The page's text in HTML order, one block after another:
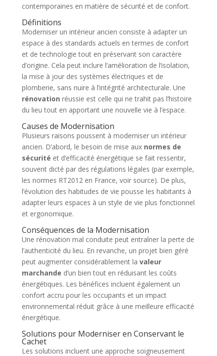
contemporaines en matière de sécurité et de confort.
Définitions
Moderniser un intérieur ancien consiste à adapter un
espace à des standards actuels en termes de confort
et de technologie tout en préservant son caractère
d’origine. Cela peut inclure l’amélioration de l’isolation,
la mise à jour des systèmes électriques et de
plomberie, sans nuire à l’intégrité architecturale. Une
rénovation réussie est celle qui ne trahit pas l’histoire
du lieu tout en apportant une nouvelle vie à l’espace.
Causes de Modernisation
Plusieurs raisons poussent à moderniser un intérieur
ancien. D’abord, le besoin de mise aux normes de
sécurité et d’efficacité énergétique se fait ressentir,
souvent dicté par des régulations légales (par exemple,
les normes RT2012 en France, voir source). De plus,
l’évolution des habitudes de vie pousse les habitants à
adapter leurs espaces à un style de vie plus fonctionnel
et ergonomique.
Conséquences de la Modernisation
Une rénovation mal conduite peut entraîner la perte de
l’authenticité du lieu. En revanche, un projet bien géré
peut augmenter considérablement la valeur
marchande d’un bien tout en réduisant les coûts
énergétiques. Les bénéfices incluent également un
confort accru pour les occupants et un impact
environnemental réduit grâce à une meilleure efficacité
énergétique.
Solutions pour Moderniser en Conservant le
Cachet
Les solutions incluent une approche soigneusement